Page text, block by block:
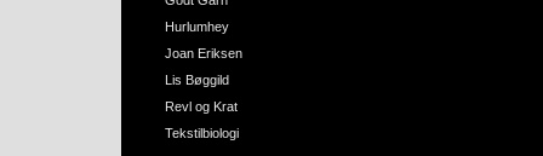
Hurlumhey
Joan Eriksen
Lis Bøggild
Revl og Krat
Tekstilbiologi